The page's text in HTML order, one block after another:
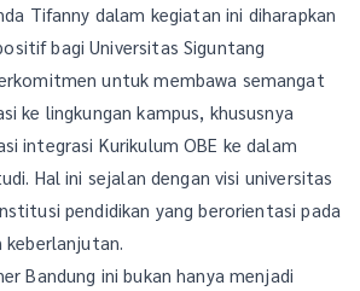
Tifanny dalam kegiatan ini diharapkan
bagi Universitas Siguntang
untuk membawa semangat
ke lingkungan kampus, khususnya
integrasi Kurikulum OBE ke dalam
Hal ini sejalan dengan visi universitas
pendidikan yang berorientasi pada
Bandung ini bukan hanya menjadi